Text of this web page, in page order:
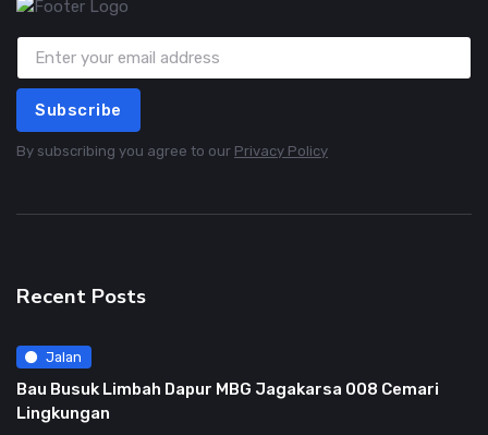
Subscribe
By subscribing you agree to our Privacy Policy
Recent Posts
Jalan
Bau Busuk Limbah Dapur MBG Jagakarsa 008 Cemari
Lingkungan